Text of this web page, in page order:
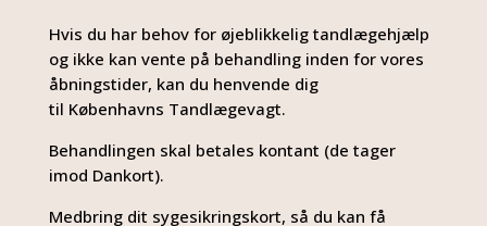
Hvis du har behov for øjeblikkelig tandlægehjælp
og ikke kan vente på behandling inden for vores
åbningstider, kan du henvende dig
til Københavns Tandlægevagt.
Behandlingen skal betales kontant (de tager
imod Dankort).
Medbring dit sygesikringskort, så du kan få